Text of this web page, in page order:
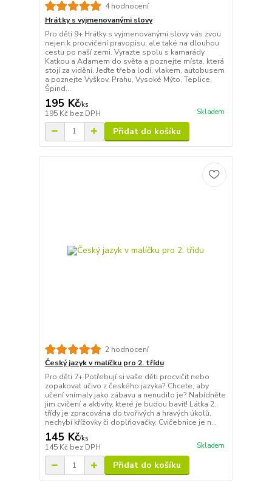
4 hodnocení
Hrátky s vyjmenovanými slovy
Pro děti 9+ Hrátky s vyjmenovanými slovy vás zvou
nejen k procvičení pravopisu, ale také na dlouhou
cestu po naší zemi. Vyrazte spolu s kamarády
Katkou a Adamem do světa a poznejte místa, která
stojí za vidění. Jeďte třeba lodí, vlakem, autobusem
a poznejte Vyškov, Prahu, Vysoké Mýto, Teplice,
Špind...
195 Kč/ks
195 Kč bez DPH Skladem
Přidat do košíku
2 hodnocení
Český jazyk v malíčku pro 2. třídu
Pro děti 7+ Potřebují si vaše děti procvičit nebo
zopakovat učivo z českého jazyka? Chcete, aby
učení vnímaly jako zábavu a nenudilo je? Nabídněte
jim cvičení a aktivity, které je budou bavit! Látka 2.
třídy je zpracována do tvořivých a hravých úkolů,
nechybí křížovky či doplňovačky. Cvičebnice je n...
145 Kč/ks
145 Kč bez DPH Skladem
Přidat do košíku